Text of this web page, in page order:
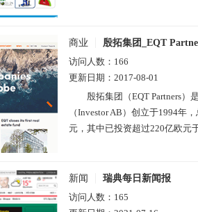
商业
殷拓集团_EQT
访问人数： 166
更新日期： 2017-08-01
殷拓集团（EQT Partners）
（Investor AB）创立于1994年
元，其中已投资超过220亿欧元
新闻
瑞典每日新闻报
访问人数： 165